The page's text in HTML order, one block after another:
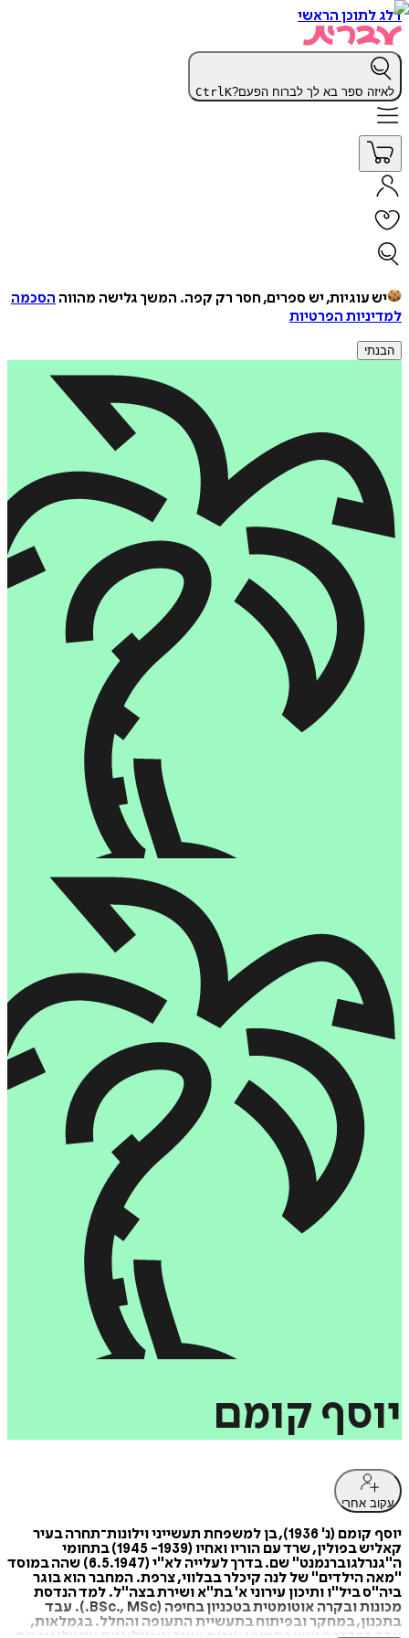
דלג לתוכן הראשי
לאיזה ספר בא לך לברוח הפעם? CtrlK
יש עוגיות, יש ספרים, חסר רק קפה. המשך גלישה מהווה הסכמה
למדיניות הפרטיות
הבנתי
יוסף קומם
עקוב אחרי
יוסף קומם (נ' 1936), בן למשפחת תעשייני וילונות־תחרה בעיר
קאליש בפולין, שרד עם הוריו ואחיו (1939- 1945) בתחומי
ה"גנרלגוברנמנט" שם. בדרך לעלייה לא"י (6.5.1947) שהה במוסד
"מאה הילדים" של לנה קיכלר בבלווי, צרפת. המחבר הוא בוגר
ביה"ס ביל"ו ותיכון עירוני א' בת"א ושירת בצה"ל. למד הנדסת
מכונות ובקרה אוטומטית בטכניון בחיפה (BSc., MSc.). עבד
בתכנון, במחקר ובפיתוח בתעשיית התעופה והחלל. בגמלאות,